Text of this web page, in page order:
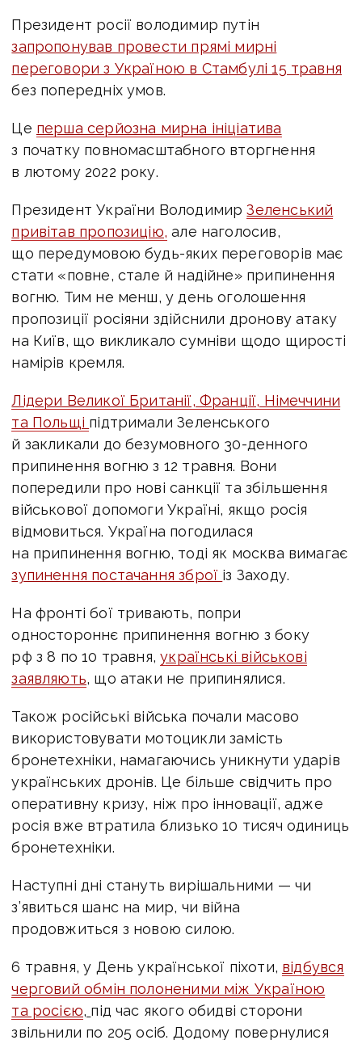
Президент росії володимир путін
запропонував провести прямі мирні
переговори з Україною в Стамбулі 15 травня
без попередніх умов.
Це перша серйозна мирна ініціатива
з початку повномасштабного вторгнення
в лютому 2022 року.
Президент України ВолодимирЗеленський
привітав пропозицію, але наголосив,
що передумовою будь-яких переговорів має
стати «повне, стале й надійне» припинення
вогню. Тим не менш, у день оголошення
пропозиції росіяни здійснили дронову атаку
на Київ, що викликало сумніви щодо щирості
намірів кремля.
Лідери Великої Британії, Франції, Німеччини
та Польщі підтримали Зеленського
й закликали до безумовного 30-денного
припинення вогню з 12 травня. Вони
попередили про нові санкції та збільшення
військової допомоги Україні, якщо росія
відмовиться. Україна погодилася
на припинення вогню, тоді як москва вимагає
зупинення постачання зброї із Заходу.
На фронті бої тривають, попри
одностороннє припинення вогню з боку
рф з 8 по 10 травня,українські військові
заявляють, що атаки не припинялися.
Також російські війська почали масово
використовувати мотоцикли замість
бронетехніки, намагаючись уникнути ударів
українських дронів. Це більше свідчить про
оперативну кризу, ніж про інновації, адже
росія вже втратила близько 10 тисяч одиниць
бронетехніки.
Наступні дні стануть вирішальними — чи
з’явиться шанс на мир, чи війна
продовжиться з новою силою.
6 травня, у День української піхоти, відбувся
черговий обмін полоненими між Україною
та росією, під час якого обидві сторони
звільнили по 205 осіб. Додому повернулися